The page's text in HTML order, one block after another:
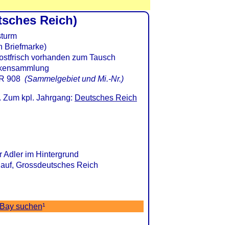
Reich)
Briefmarke)
908 (Sammelgebiet und Mi.-Nr.)
kpl. Jahrgang: Deutsches Reich
Adler im Hintergrund
Grossdeutsches Reich
suchen¹